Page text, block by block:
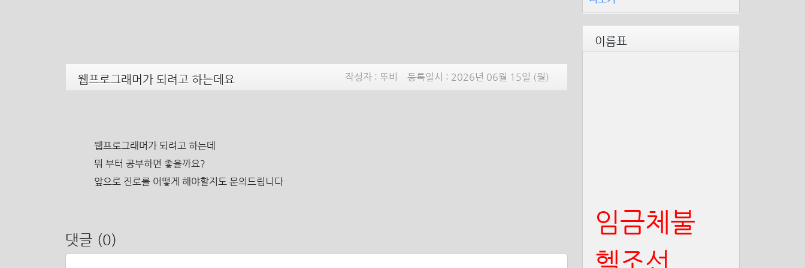
웹프로그래머가 되려고 하는데요 작성자 : 뚜비 등록일시 : 2026년 06월 15일 (월)
웹프로그래머가 되려고 하는데
뭐 부터 공부하면 좋을까요?
앞으로 진로를 어떻게 해야할지도 문의드립니다
댓글 (0)
이름표
임금체불
헬조선